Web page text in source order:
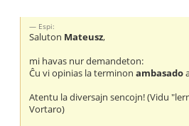
Espi:
Saluton Mateusz,
mi havas nur demandeton:
Ĉu vi opinias la terminonambasado
Atentu la diversajn sencojn! (Vidu
Vortaro)